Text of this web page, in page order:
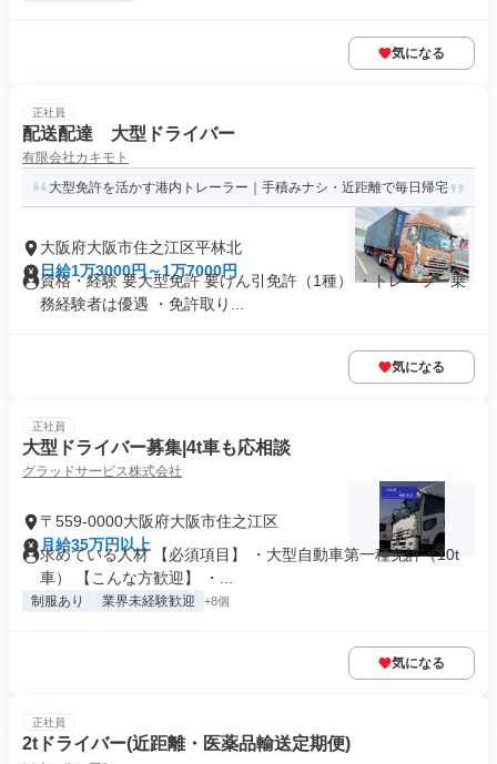
気になる
正社員
配送配達 大型ドライバー
有限会社カキモト
大型免許を活かす港内トレーラー｜手積みナシ・近距離で毎日帰宅
大阪府大阪市住之江区平林北
日給1万3000円～1万7000円
資格・経験 要大型免許 要けん引免許（1種） ・トレーラー乗
務経験者は優遇 ・免許取り...
気になる
正社員
大型ドライバー募集|4t車も応相談
グラッドサービス株式会社
〒559-0000大阪府大阪市住之江区
月給35万円以上
求めている人材 【必須項目】 ・大型自動車第一種免許（10t
車） 【こんな方歓迎】 ・...
制服あり 業界未経験歓迎 +8個
気になる
正社員
2tドライバー(近距離・医薬品輸送定期便)